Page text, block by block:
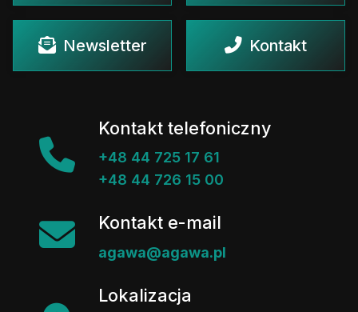
Newsletter Kontakt
Kontakt telefoniczny
+48 44 725 17 61
+48 44 726 15 00
Kontakt e-mail
agawa@agawa.pl
Lokalizacja